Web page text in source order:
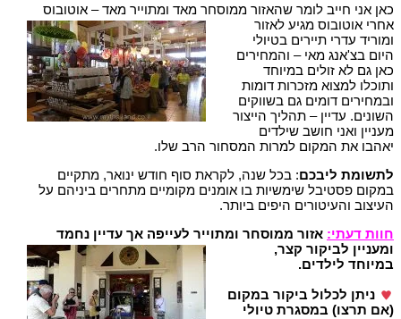
כאן אני חייב לומר שהאזור ממוסחר מאד ומתוייר מאד – אוטובוס
אחרי אוטובוס מגיע לאזור
ומוריד עדרי תיירים בטיולי
היום בצ'אנג מאי – והמחירים
כאן גם לא זולים במיוחד
ותוכלו למצוא מזכרות דומות
ובמחירים דומים גם בשווקים
השונים. עדיין – תהליך הייצור
מעניין ואני חושב שילדים
יאהבו את המקום למרות המסחור הרב שלו.
לתשומת ליבכם: בכל שנה, לקראת סוף חודש ינואר, מתקיים
במקום פסטיבל שימשיות בו אומנים מקומיים מתחרים ביניהם על
העיצוב והעיטורים היפים ביותר.
חוות דעתי: אזור ממוסחר ומתוייר לעייפה אך עדיין נחמד
ומעניין לביקור קצר,
במיוחד לילדים.
ניתן לכלול ביקור במקום
(אם תרצו) במסגרת טיולי